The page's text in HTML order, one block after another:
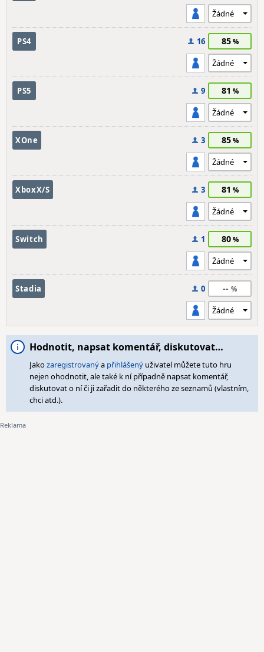
PS4 16 85
PS5 9 81
XOne 3 85
XboxX/S 3 81
Switch 1 80
Stadia 0 --
Hodnotit, napsat komentář, diskutovat…
Jakozaregistrovanýa přihlášený uživatel můžete tuto hru
nejen ohodnotit, ale také k ní případně napsat komentář,
diskutovat o ní či ji zařadit do některého ze seznamů (vlastním,
chci atd.).